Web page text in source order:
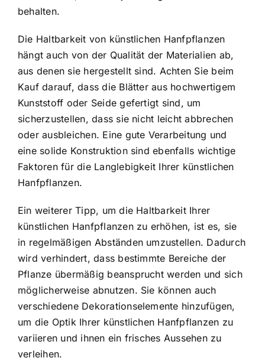
behalten.
Die Haltbarkeit von künstlichen Hanfpflanzen
hängt auch von der Qualität der Materialien ab,
aus denen sie hergestellt sind. Achten Sie beim
Kauf darauf, dass die Blätter aus hochwertigem
Kunststoff oder Seide gefertigt sind, um
sicherzustellen, dass sie nicht leicht abbrechen
oder ausbleichen. Eine gute Verarbeitung und
eine solide Konstruktion sind ebenfalls wichtige
Faktoren für die Langlebigkeit Ihrer künstlichen
Hanfpflanzen.
Ein weiterer Tipp, um die Haltbarkeit Ihrer
künstlichen Hanfpflanzen zu erhöhen, ist es, sie
in regelmäßigen Abständen umzustellen. Dadurch
wird verhindert, dass bestimmte Bereiche der
Pflanze übermäßig beansprucht werden und sich
möglicherweise abnutzen. Sie können auch
verschiedene Dekorationselemente hinzufügen,
um die Optik Ihrer künstlichen Hanfpflanzen zu
variieren und ihnen ein frisches Aussehen zu
verleihen.